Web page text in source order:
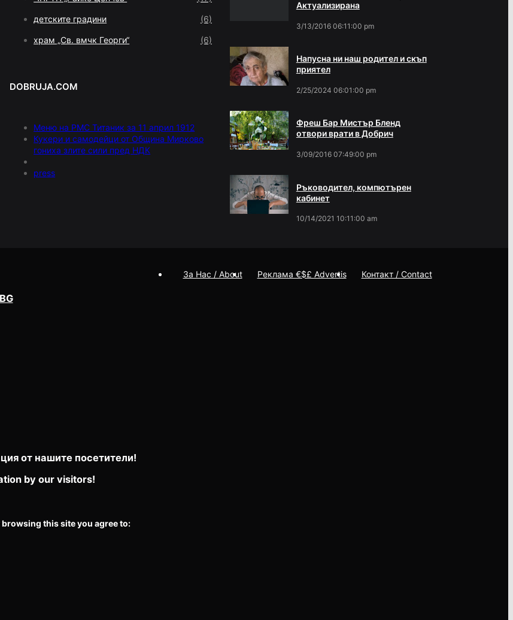
детските градини (6)
храм „Св. вмчк Георги“ (6)
DOBRUJA.COM
Меню на РМС Титаник за 11 април 1912
Кукери и самодейци от Община Мирково
гониха злите сили пред НДК
press
Актуализирана
3/13/2016 06:11:00 pm
Напусна ни наш родител и скъп
приятел
2/25/2024 06:01:00 pm
Фреш Бар Мистър Бленд
отвори врати в Добрич
3/09/2016 07:49:00 pm
Ръководител, компютърен
кабинет
10/14/2021 10:11:00 am
от нашите посетители!
by our visitors!
browsing this site you agree to:
За Нас / About Реклама €$£ Advertis Контакт / Contact